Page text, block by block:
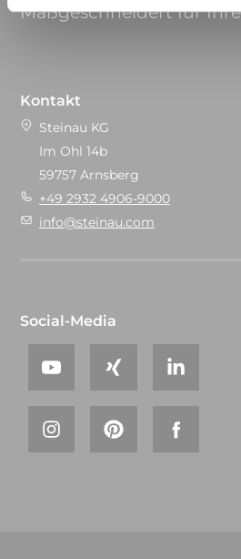
Maßgeschneidert für
Kontakt
Steinau KG
Im Ohl 14b
59757 Arnsberg
+49 2932 4906-9000
info@steinau.com
Social-Media